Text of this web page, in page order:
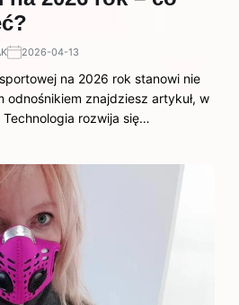
2026-04-13
na 2026 rok stanowi nie
odnośnikiem znajdziesz artykuł, w
rozwija się…